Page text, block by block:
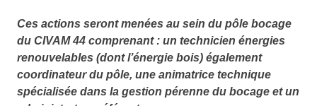
Ces actions seront menées au sein du pôle bocage
du CIVAM 44 comprenant : un technicien énergies
renouvelables (dont l’énergie bois) également
coordinateur du pôle, une animatrice technique
spécialisée dans la gestion pérenne du bocage et un